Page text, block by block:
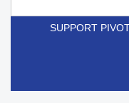
SUPPORT